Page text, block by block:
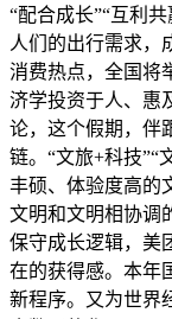
“配合成长”“互利
人们的出行需求
消费热点，全国将
济学投资于人、
论，这个假期，伴
链。“文旅+科技”“
丰硕、体验度高的
文明和文明相协调
保守成长逻辑，美
在的获得感。本年
新程序。又为世界